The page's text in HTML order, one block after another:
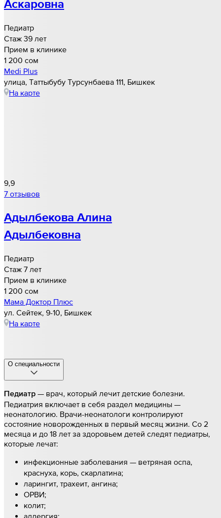
Аскаровна
Педиатр
Стаж 39 лет
Прием в клинике
1 200 cом
Medi Plus
улица, ​Таттыбубу Турсунбаева 111, Бишкек
На карте
9,9
7 отзывов
Адылбекова Алина
Адылбековна
Педиатр
Стаж 7 лет
Прием в клинике
1 200 cом
Мама Доктор Плюс
ул. Сейтек, 9-10, Бишкек
На карте
О специальности
Педиатр — врач, который лечит детские болезни.
Педиатрия включает в себя раздел медицины —
неонатологию. Врачи-неонатологи контролируют
состояние новорожденных в первый месяц жизни. Со 2
месяца и до 18 лет за здоровьем детей следят педиатры,
которые лечат:
инфекционные заболевания — ветряная оспа,
краснуха, корь, скарлатина;
ларингит, трахеит, ангина;
ОРВИ;
колит;
аллергия;